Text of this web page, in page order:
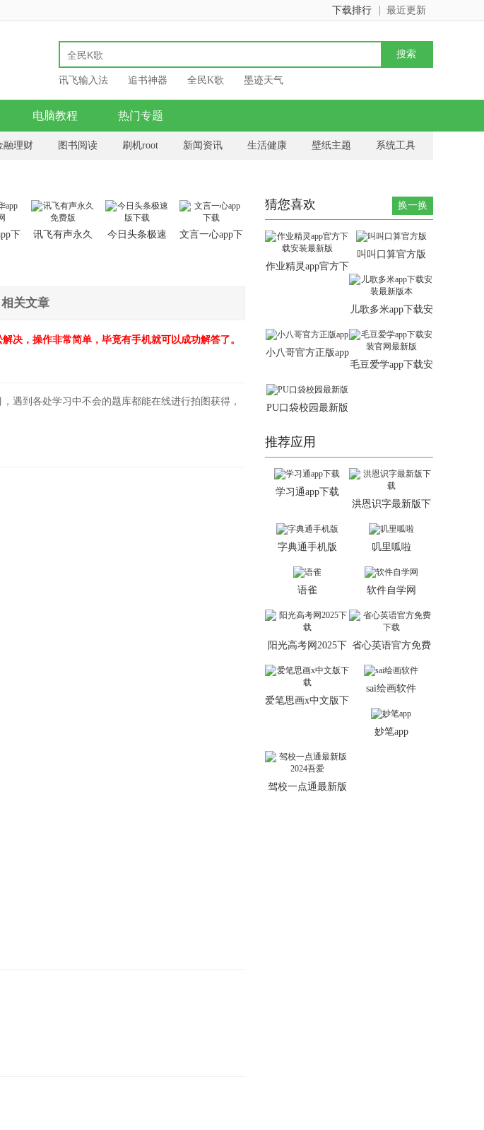
最近更新
下载排行
讯飞输入法 追书神器 全民K歌 墨迹天气
电脑教程 热门专题
融理财 图书阅读 刷机root 新闻资讯 生活健康 壁纸主题 系统工具
下
讯飞有声永久
今日头条极速
文言一心app下
相关文章
决，操作非常简单，毕竟有手机就可以成功解答了。
遇到各处学习中不会的题库都能在线进行拍图获得，
猜您喜欢 换一换
作业精灵app官方下
叫叫口算官方版
儿歌多米app下载安
小八哥官方正版app
毛豆爱学app下载安
PU口袋校园最新版
推荐应用
学习通app下载
洪恩识字最新版下
字典通手机版 叽里呱啦
语雀 软件自学网
阳光高考网2025下 省心英语官方免费
爱笔思画x中文版下
sai绘画软件
妙笔app
驾校一点通最新版